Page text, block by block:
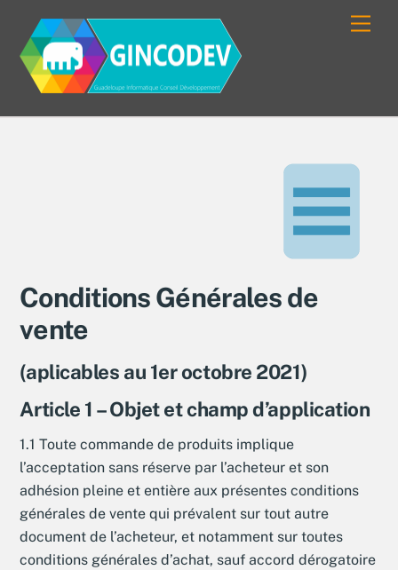
content
Conditions Générales de
vente
(aplicables au 1er octobre 2021)
Article 1 – Objet et champ d’application
1.1 Toute commande de produits implique
l’acceptation sans réserve par l’acheteur et son
adhésion pleine et entière aux présentes conditions
générales de vente qui prévalent sur tout autre
document de l’acheteur, et notamment sur toutes
conditions générales d’achat, sauf accord dérogatoire